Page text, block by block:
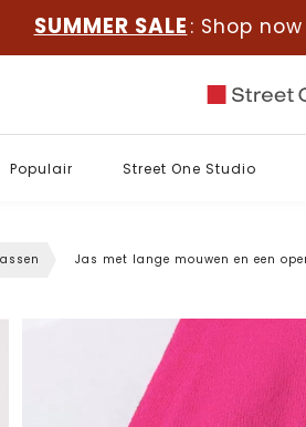
SUMMER SALE : Shop
Populair Street One Studio
Jas met lange mouwen en een